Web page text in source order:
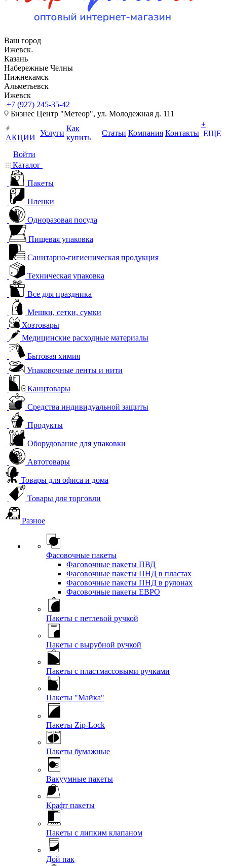
Ваш город
Ижевск
Казань
Набережные Челны
Нижнекамск
Альметьевск
Ижевск
+7 (927) 245-35-42
Бизнес Центр "Метеор", ул. Молодежная д. 111
АКЦИИ
Услуги
Как
купить
Статьи Компания Контакты
+
ЕЩЕ
Войти
Каталог
Пакеты
Пленки
Одноразовая посуда
Пищевая упаковка
Санитарно-гигиеническая продукция
Техническая упаковка
Все для праздника
Мешки, сетки, сумки
Хозтовары
Медицинские расходные материалы
Бытовая химия
Упаковочные ленты и нити
Канцтовары
Средства индивидуальной защиты
Продукты
Оборудование для упаковки
Автотовары
Товары для офиса и дома
Товары для торговли
Разное
Фасовочные пакеты
Фасовочные пакеты ПВД
Фасовочные пакеты ПНД в пластах
Фасовочные пакеты ПНД в рулонах
Фасовочные пакеты ЕВРО
Пакеты с петлевой ручкой
Пакеты с вырубной ручкой
Пакеты с пластмассовыми ручками
Пакеты "Майка"
Пакеты Zip-Lock
Пакеты бумажные
Вакуумные пакеты
Крафт пакеты
Пакеты с липким клапаном
Дой пак